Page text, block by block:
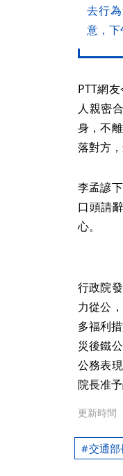
去行
意，下
PTT網
人親密
身，不
落對方，
李孟諺
口頭請
心。
行政院
力從公
多福利
災後鐵
公務表
院長准予
更新時間
交通部